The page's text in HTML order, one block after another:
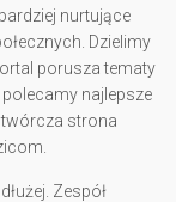
nurtujące
Dzielimy
porusza tematy
polecamy najlepsze
strona
Zespół